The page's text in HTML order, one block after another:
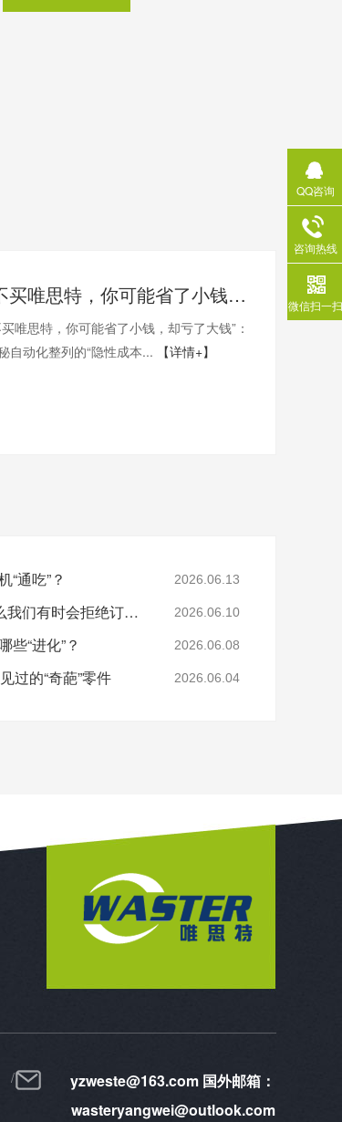
“不买唯思特，你可能省了小钱，却亏了大钱”：揭秘自动化整列的“隐性成本”黑洞
买唯思特，你可能省了小钱，却亏了大钱”：
自动化整列的“隐性成本...
【详情+】
通吃”？ 2026.06.13
那些被唯思特“劝退”的客户：为什么我们有时会拒绝订单？ 2026.06.10
“进化”？ 2026.06.08
过的“​奇葩”零件 2026.06.04
yzweste@163.com 国外邮箱：
wasteryangwei@outlook.com
QQ咨询
咨询热线
微信扫一扫